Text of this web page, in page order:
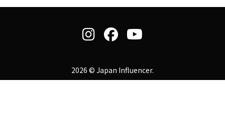
2026 © Japan Influencer.